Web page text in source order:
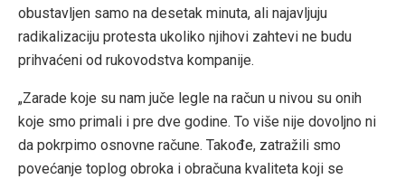
obustavljen samo na desetak minuta, ali najavljuju
radikalizaciju protesta ukoliko njihovi zahtevi ne budu
prihvaćeni od rukovodstva kompanije.
„Zarade koje su nam juče legle na račun u nivou su onih
koje smo primali i pre dve godine. To više nije dovoljno ni
da pokrpimo osnovne račune. Takođe, zatražili smo
povećanje toplog obroka i obračuna kvaliteta koji se